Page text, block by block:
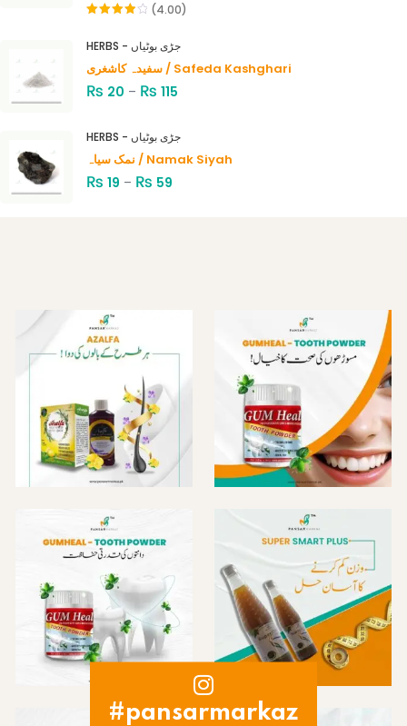
of 5
(4.00)
HERBS - جڑی بوٹیاں
سفیدہ کاشغری / Safeda Kashghari
₨ 20 – ₨ 115
HERBS - جڑی بوٹیاں
نمک سیاہ / Namak Siyah
₨ 19 – ₨ 59
#pansarmarkaz